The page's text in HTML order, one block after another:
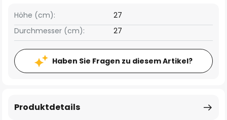
Höhe (cm):
27
Durchmesser (cm):
27
Haben Sie Fragen zu diesem Artikel?
Produktdetails